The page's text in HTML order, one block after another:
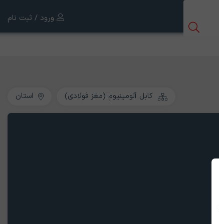
ورود / ثبت نام
کابل آلومینیوم (مغز فولادی) استان